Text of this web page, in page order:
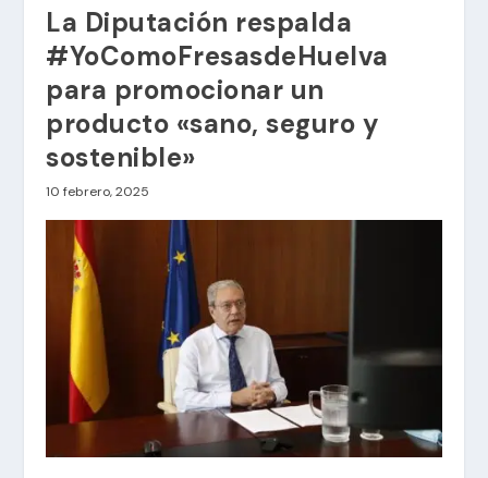
La Diputación respalda
#YoComoFresasdeHuelva
para promocionar un
producto «sano, seguro y
sostenible»
10 febrero, 2025